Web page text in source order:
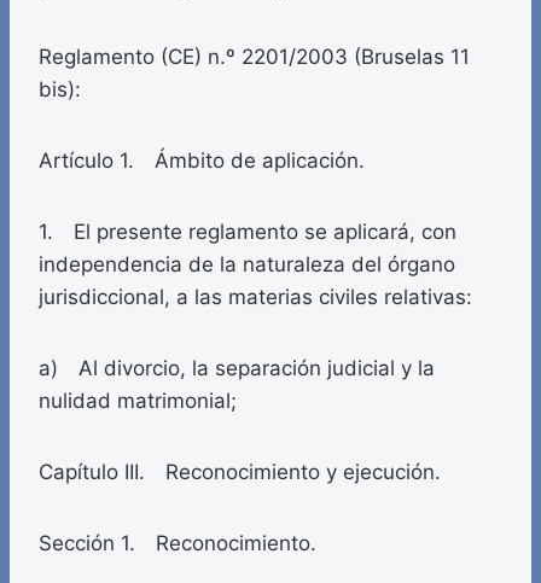
Reglamento (CE) n.º 2201/2003 (Bruselas 11
bis):
Artículo 1. Ámbito de aplicación.
1. El presente reglamento se aplicará, con
independencia de la naturaleza del órgano
jurisdiccional, a las materias civiles relativas:
a) Al divorcio, la separación judicial y la
nulidad matrimonial;
Capítulo III. Reconocimiento y ejecución.
Sección 1. Reconocimiento.